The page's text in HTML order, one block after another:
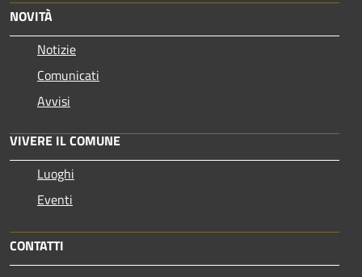
NOVITÀ
Notizie
Comunicati
Avvisi
VIVERE IL COMUNE
Luoghi
Eventi
CONTATTI